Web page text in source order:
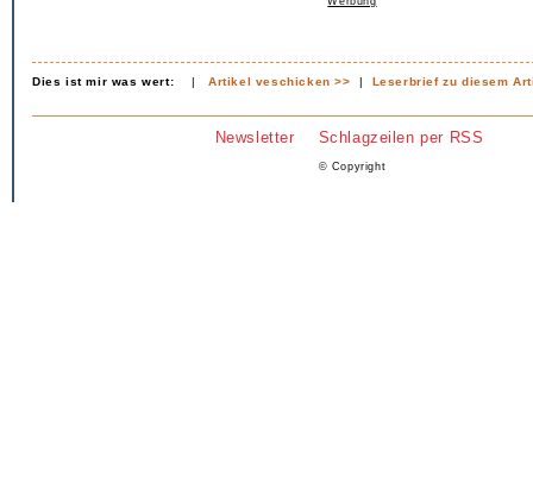
Dies ist mir was wert: |Artikel veschicken >> | Leserbrief zu diesem
Newsletter Schlagzeilen per RSS
© Copyright